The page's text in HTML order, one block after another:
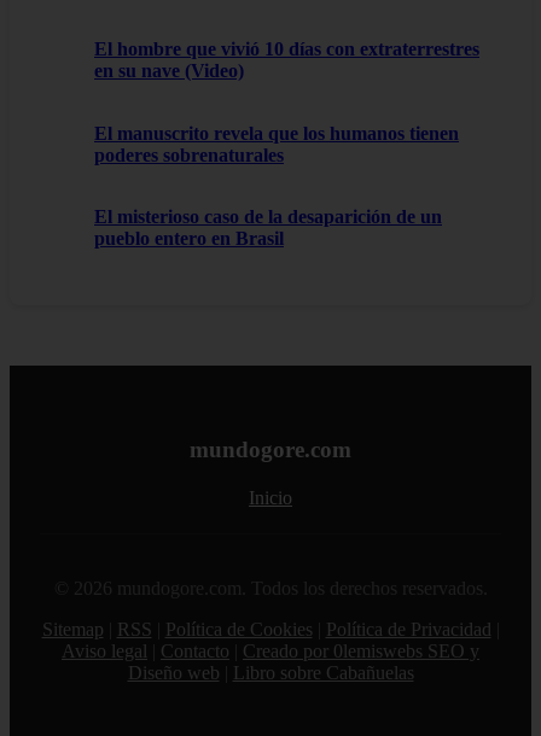
El hombre que vivió 10 días con extraterrestres
en su nave (Video)
El manuscrito revela que los humanos tienen
poderes sobrenaturales
El misterioso caso de la desaparición de un
pueblo entero en Brasil
mundogore.com
Inicio
© 2026 mundogore.com. Todos los derechos reservados.
Sitemap
RSS Política de Cookies Política de Privacidad
Aviso legal
Contacto
Creado por 0lemiswebs SEO y
Diseño web
Libro sobre Cabañuelas